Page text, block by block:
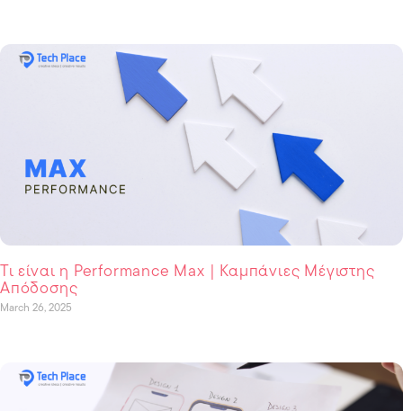
Τι είναι η Performance Max | Καμπάνιες Μέγιστης
Απόδοσης
March 26, 2025